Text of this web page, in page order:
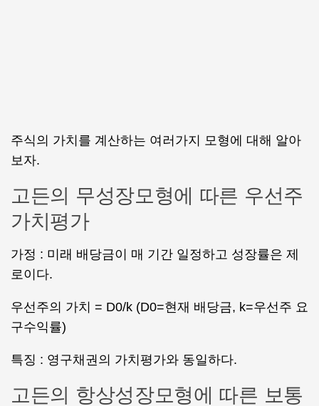
주식의 가치를 계산하는 여러가지 모형에 대해 알아
보자.
고든의 무성장모형에 따른 우선주
가치평가
가정 : 미래 배당금이 매 기간 일정하고 성장률은 제
로이다.
우선주의 가치 = D0/k (D0=현재 배당금, k=우선주 요
구수익률)
특징 : 영구채권의 가치평가와 동일하다.
고든의 항상성장모형에 따른 보통